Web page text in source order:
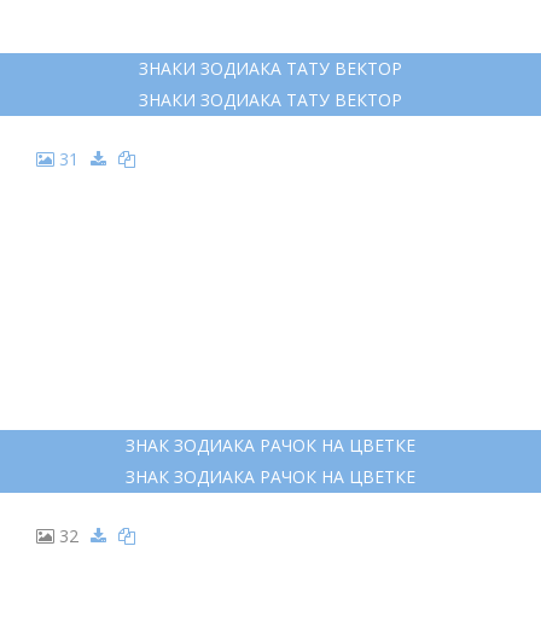
ЗНАКИ ЗОДИАКА ТАТУ ВЕКТОР
ЗНАКИ ЗОДИАКА ТАТУ ВЕКТОР
31
ЗНАК ЗОДИАКА РАЧОК НА ЦВЕТКЕ
ЗНАК ЗОДИАКА РАЧОК НА ЦВЕТКЕ
32